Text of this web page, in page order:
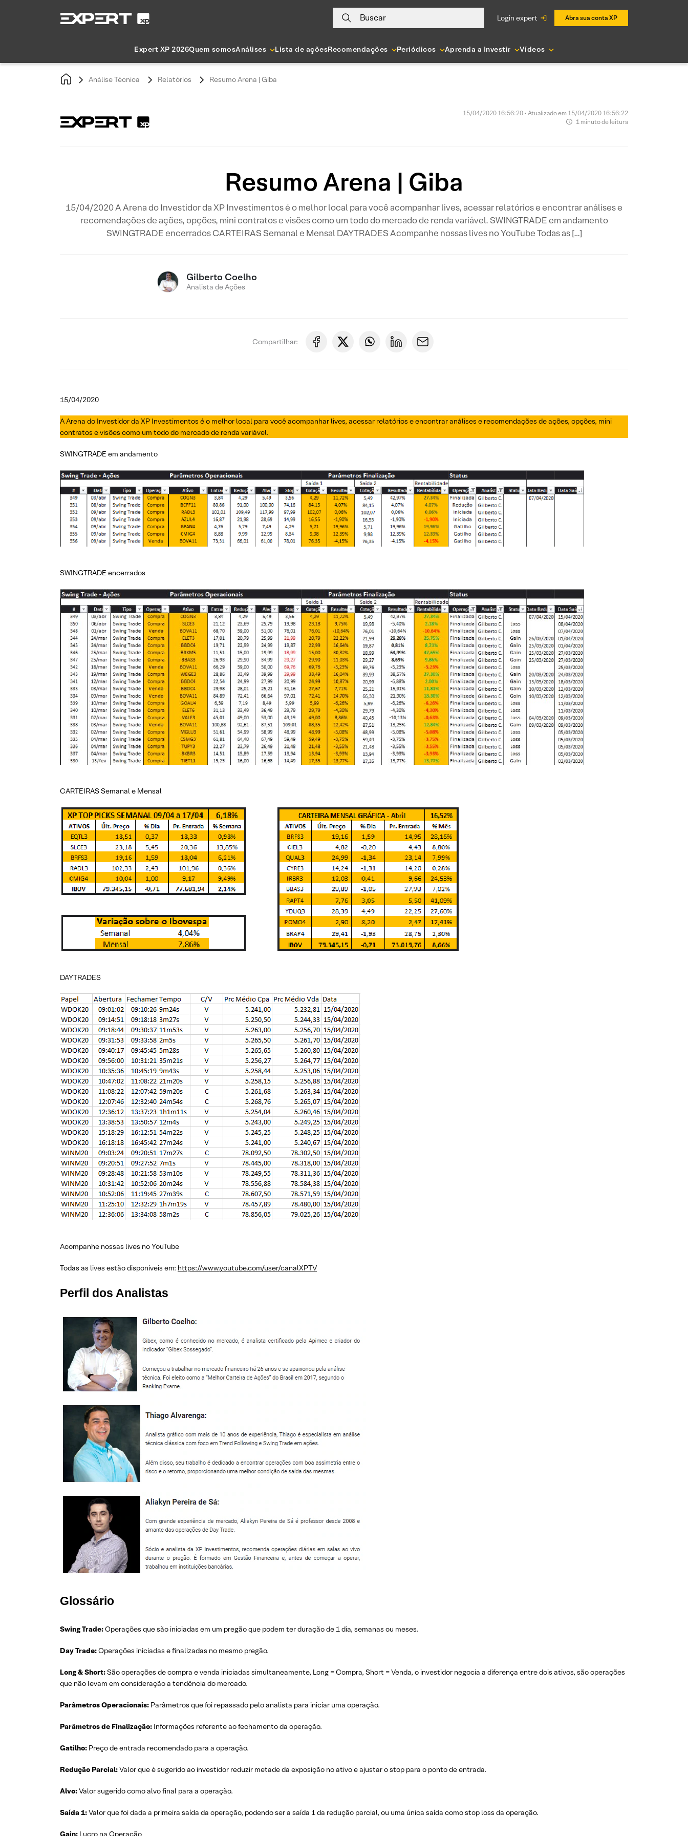
Buscar login expert Abra sua conta XP
Expert XP 2026Quem somosAnálises Lista de açõesRecomendações Periódicos Aprenda a Investir Vídeos
Análise Técnica Relatórios Resumo Arena | Giba
15/04/2020 16:56:20 • Atualizado em 15/04/2020 16:56:22
1 minuto de leitura
Resumo Arena | Giba
15/04/2020 A Arena do Investidor da XP Investimentos é o melhor local para você acompanhar lives, acessar relatórios e encontrar análises e
recomendações de ações, opções, mini contratos e visões como um todo do mercado de renda variável. SWINGTRADE em andamento
SWINGTRADE encerrados CARTEIRAS Semanal e Mensal DAYTRADES Acompanhe nossas lives no YouTube Todas as […]
Gilberto Coelho
Analista de Ações
Compartilhar:
15/04/2020
A Arena do Investidor da XP Investimentos é o melhor local para você acompanhar lives, acessar relatórios e encontrar análises e recomendações de ações, opções, mini
contratos e visões como um todo do mercado de renda variável.
SWINGTRADE em andamento
SWINGTRADE encerrados
CARTEIRAS Semanal e Mensal
DAYTRADES
Acompanhe nossas lives no YouTube
Todas as lives estão disponíveis em: https://www.youtube.com/user/canalXPTV
Perfil dos Analistas
Glossário
Swing Trade:Operações que são iniciadas em um pregão que podem ter duração de 1 dia, semanas ou meses.
Day Trade:Operações iniciadas e finalizadas no mesmo pregão.
Long & Short:São operações de compra e venda iniciadas simultaneamente, Long = Compra, Short = Venda, o investidor negocia a diferença entre dois ativos, são operações
que não levam em consideração a tendência do mercado.
Parâmetros Operacionais: Parâmetros que foi repassado pelo analista para iniciar uma operação.
Parâmetros de Finalização: Informações referente ao fechamento da operação.
Gatilho: Preço de entrada recomendado para a operação.
Redução Parcial:Valor que é sugerido ao investidor reduzir metade da exposição no ativo e ajustar o stop para o ponto de entrada.
Alvo:Valor sugerido como alvo final para a operação.
Saída 1:Valor que foi dada a primeira saída da operação, podendo ser a saída 1 da redução parcial, ou uma única saída como stop loss da operação.
Gain: Lucro na Operação